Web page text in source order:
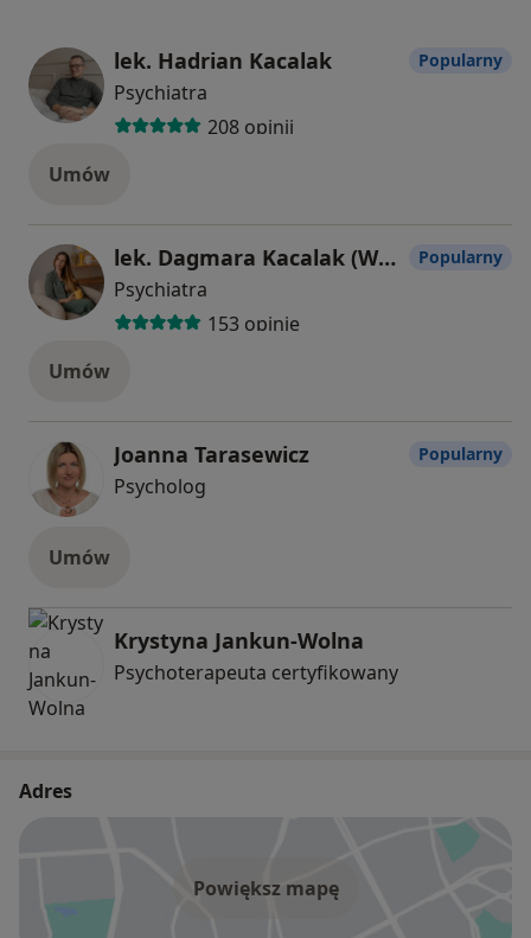
lek. Hadrian Kacalak
Psychiatra
208 opinii
Popularny
Umów
lek. Dagmara Kacalak (Wolna)
Psychiatra
153 opinie
Popularny
Umów
Joanna Tarasewicz
Psycholog
Popularny
Umów
Krystyna Jankun-Wolna
Psychoterapeuta certyfikowany
Adres
Powiększ mapę